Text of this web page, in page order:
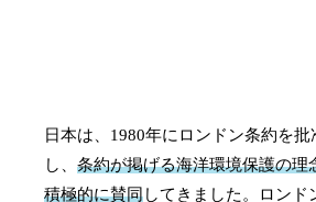
日本は、1980年にロンドン条約を批
し、条約が掲げる海洋環境保護の理
積極的に賛同してきました。ロンド